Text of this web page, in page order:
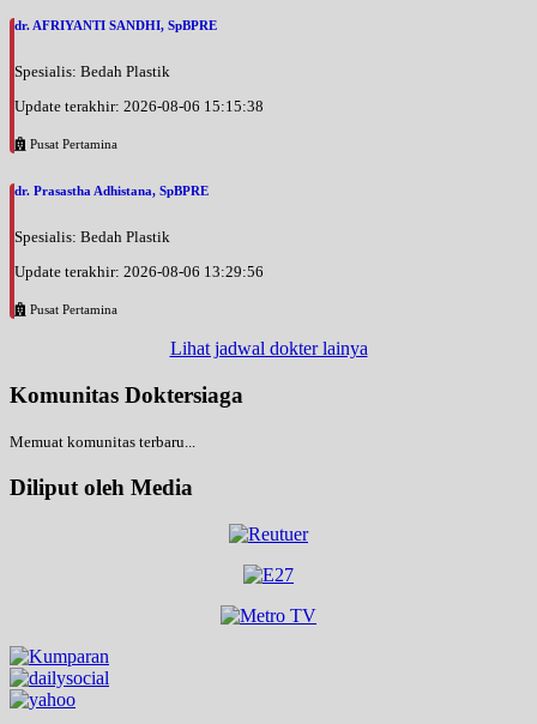
dr. AFRIYANTI SANDHI, SpBPRE
Spesialis: Bedah Plastik
Update terakhir: 2026-08-06 15:15:38
Pusat Pertamina
dr. Prasastha Adhistana, SpBPRE
Spesialis: Bedah Plastik
Update terakhir: 2026-08-06 13:29:56
Pusat Pertamina
Lihat jadwal dokter lainya
Komunitas Doktersiaga
Memuat komunitas terbaru...
Diliput oleh Media